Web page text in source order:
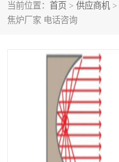
当前位置： 首页 > 供应商机 >
焦炉厂家 电话咨询
红外加热设备
红外辐射加热模块
红外加热元件
高端红外加热实验设备